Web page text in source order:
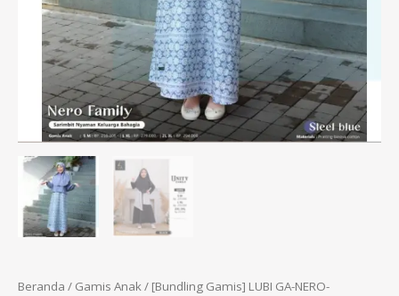
Beranda / Gamis Anak/ [Bundling Gamis] LUBI GA-NERO-